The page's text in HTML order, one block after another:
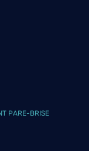
PARE-BRISE